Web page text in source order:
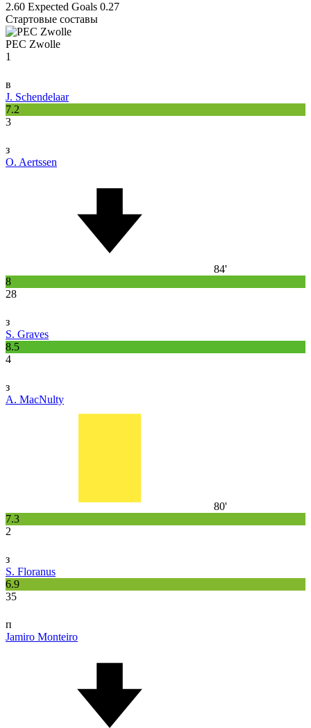
2.60 Expected Goals 0.27
Стартовые составы
PEC Zwolle
1
в
J. Schendelaar
7.2
3
з
O. Aertssen
84'
8
28
з
S. Graves
8.5
4
з
A. MacNulty
80'
7.3
2
з
S. Floranus
6.9
35
п
Jamiro Monteiro